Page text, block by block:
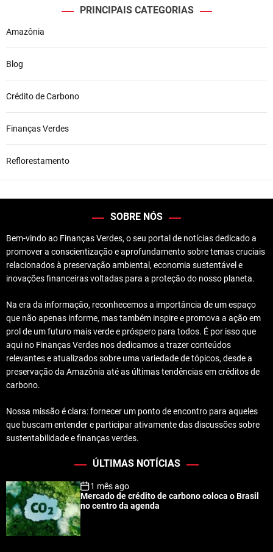
PRINCIPAIS CATEGORIAS
Amazônia
Blog
Crédito de Carbono
Finanças Verdes
Reflorestamento
SOBRE NÓS
Bem-vindo ao Finanças Verdes, o seu portal de notícias dedicado a
promover a conscientização e aprofundamento sobre temas cruciais
relacionados à preservação ambiental, economia sustentável e
inovações financeiras voltadas para a proteção do nosso planeta.
Na era da informação, reconhecemos a importância de um espaço
que não apenas informe, mas também inspire e promova a ação em
prol de um futuro mais verde e próspero para todos. É por isso que
aqui no Finanças Verdes nos dedicamos a trazer conteúdos
relevantes e atualizados sobre uma variedade de tópicos, desde a
preservação da Amazônia até as últimas tendências em créditos de
carbono.
Nossa missão é clara: fornecer um ponto de encontro para aqueles
que buscam entender e participar ativamente das discussões sobre
sustentabilidade e finanças verdes.
ÚLTIMAS NOTÍCIAS
1 mês ago
Mercado de crédito de carbono coloca o Brasil
no centro da agenda